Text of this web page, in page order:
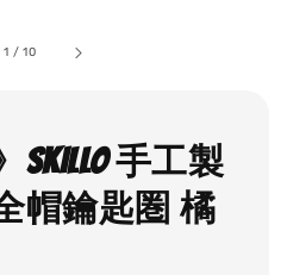
1 /10
SKILLO 手工製
帽鑰匙圏 橘